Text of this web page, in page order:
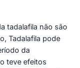
tadalafila não são
Tadalafila pode
da
teve efeitos